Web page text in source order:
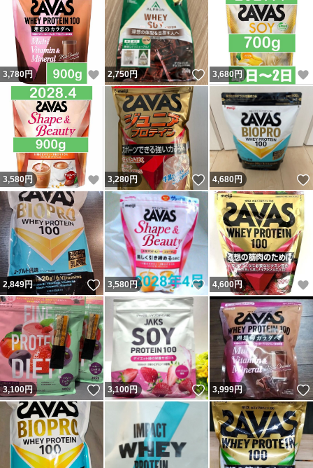
3,780円 いいね！
2,750円 いいね！
3,680円
3,580円 いいね！
3,280円 いいね！
4,680円
2,849円 いいね！
3,580円 いいね！
4,600円
3,100円 いいね！
3,100円 いいね！
3,999円